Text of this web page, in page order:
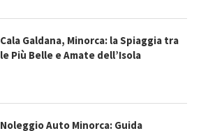
Cala Galdana, Minorca: la Spiaggia tra
le Più Belle e Amate dell’Isola
Noleggio Auto Minorca: Guida